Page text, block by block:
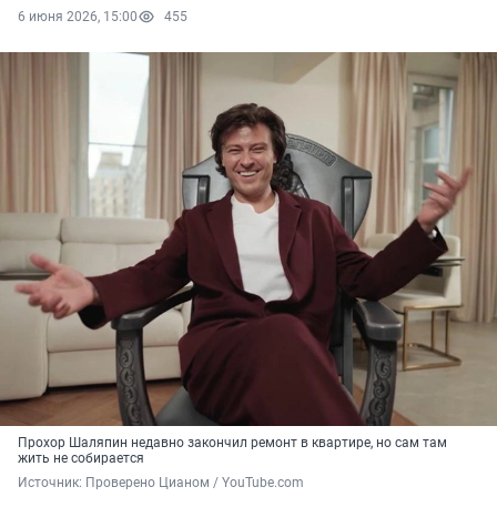
6 июня 2026, 15:00 455
Прохор Шаляпин недавно закончил ремонт в квартире, но сам там
жить не собирается
Источник: Проверено Цианом / YouTube.com